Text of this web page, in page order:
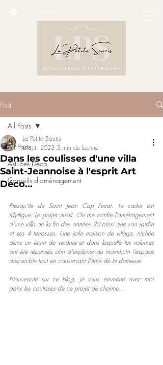
Post
All Posts
Astuces Déco
Conseils d'aménagement
All Posts
Dans les coulisses d'une villa
Saint-Jeannoise à l'esprit Art
Déco...
La Petite Souris
6 oct. 2023 3 min de lecture
Presqu'île de Saint Jean Cap Ferrat. Le cadre est
idyllique. Le projet aussi. On me confie l'aménagement
d'une villa de la fin des années 20 ainsi que son jardin
et ses 4 terrasses. Une jolie maison de village, nichée
dans un écrin de verdure et dans laquelle les volumes
ont été repensés afin d'exploiter au maximum l'espace
disponible tout en conservant l'âme de la demeure.
Nouveauté sur ce blog, je vous emmène avec moi
dans les coulisses de ce projet de charme...